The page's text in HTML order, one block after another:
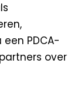
PDCA-
over